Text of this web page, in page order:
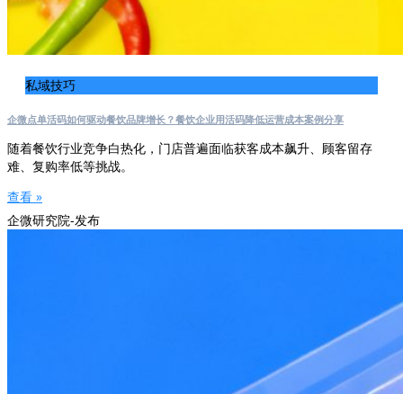
私域技巧
企微点单活码如何驱动餐饮品牌增长？餐饮企业用活码降低运营成本案例分享
随着餐饮行业竞争白热化，门店普遍面临获客成本飙升、顾客留存
难、复购率低等挑战。
查看 »
企微研究院-发布